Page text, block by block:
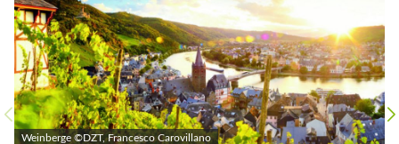
Weinberge ©DZT, Francesco Carovillano